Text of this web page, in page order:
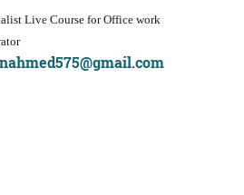
Live Course for Office work